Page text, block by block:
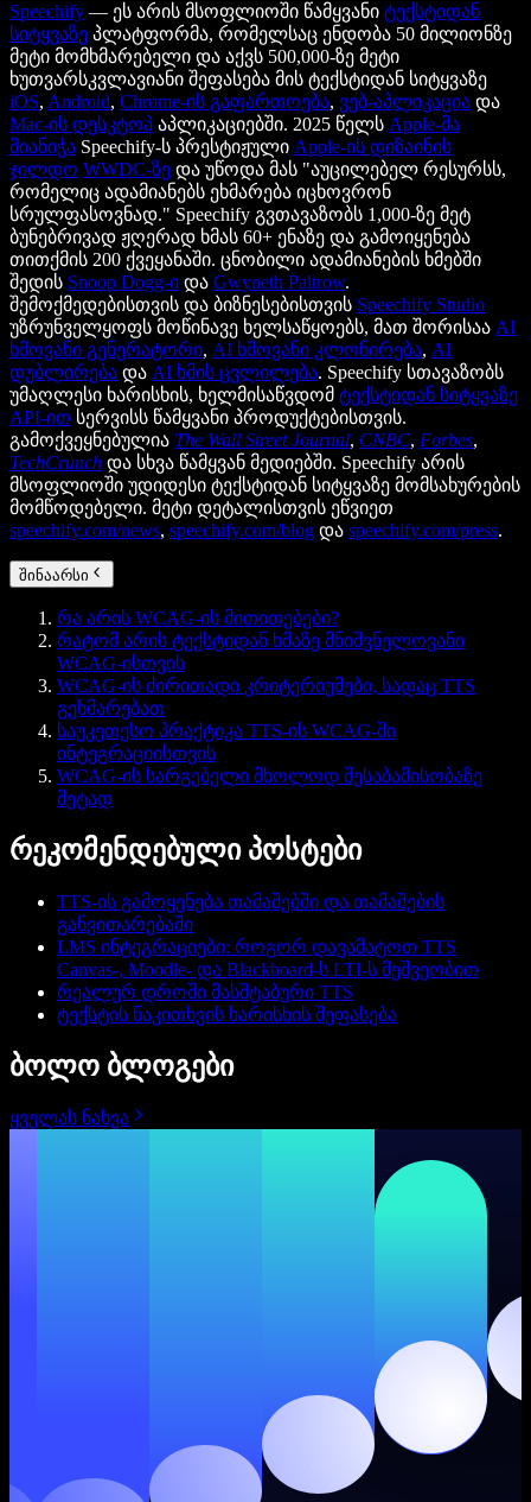
Speechify — ეს არის მსოფლიოში წამყვანი ტექსტიდან
სიტყვაზე პლატფორმა, რომელსაც ენდობა 50 მილიონზე
მეტი მომხმარებელი და აქვს 500,000-ზე მეტი
ხუთვარსკვლავიანი შეფასება მის ტექსტიდან სიტყვაზე
iOS, Android, Chrome-ის გაფართოება, ვებ-აპლიკაცია და
Mac-ის დესკტოპ აპლიკაციებში. 2025 წელს Apple-მა
მიანიჭა Speechify-ს პრესტიჟული Apple-ის დიზაინის
ჯილდო WWDC-ზე და უწოდა მას "აუცილებელ რესურსს,
რომელიც ადამიანებს ეხმარება იცხოვრონ
სრულფასოვნად." Speechify გვთავაზობს 1,000-ზე მეტ
ბუნებრივად ჟღერად ხმას 60+ ენაზე და გამოიყენება
თითქმის 200 ქვეყანაში. ცნობილი ადამიანების ხმებში
შედის Snoop Dogg-ი და Gwyneth Paltrow.
შემოქმედებისთვის და ბიზნესებისთვის Speechify Studio
უზრუნველყოფს მოწინავე ხელსაწყოებს, მათ შორისაა AI
ხმოვანი გენერატორი, AI ხმოვანი კლონირება, AI
დუბლირება და AI ხმის ცვლილება. Speechify სთავაზობს
უმაღლესი ხარისხის, ხელმისაწვდომ ტექსტიდან სიტყვაზე
API-ით სერვისს წამყვანი პროდუქტებისთვის.
გამოქვეყნებულია The Wall Street Journal, CNBC, Forbes,
TechCrunch და სხვა წამყვან მედიებში. Speechify არის
მსოფლიოში უდიდესი ტექსტიდან სიტყვაზე მომსახურების
მომწოდებელი. მეტი დეტალისთვის ეწვიეთ
speechify.com/news, speechify.com/blog და speechify.com/press.
შინაარსი
რა არის WCAG-ის მითითებები?
რატომ არის ტექსტიდან ხმაზე მნიშვნელოვანი
WCAG-ისთვის
WCAG-ის ძირითადი კრიტერიუმები, სადაც TTS
გეხმარებათ
საუკეთესო პრაქტიკა TTS-ის WCAG-ში
ინტეგრაციისთვის
WCAG-ის სარგებელი მხოლოდ შესაბამისობაზე
მეტად
რეკომენდებული პოსტები
TTS-ის გამოყენება თამაშებში და თამაშების
განვითარებაში
LMS ინტეგრაციები: როგორ დავამატოთ TTS
Canvas-, Moodle- და Blackboard-ს LTI-ს მეშვეობით
რეალურ დროში მასშტაბური TTS
ტექსტის წაკითხვის ხარისხის შეფასება
ბოლო ბლოგები
ყველას ნახვა